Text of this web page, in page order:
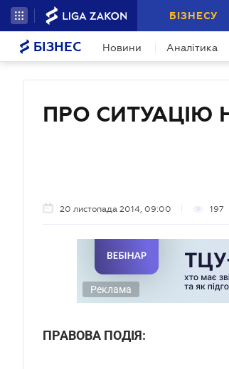
БІЗНЕСУ
БІЗНЕС Новини Аналітика
ПРО СИТУАЦІЮ
20 листопада 2014, 09:00 197
Реклама
ПРАВОВА ПОДІЯ: